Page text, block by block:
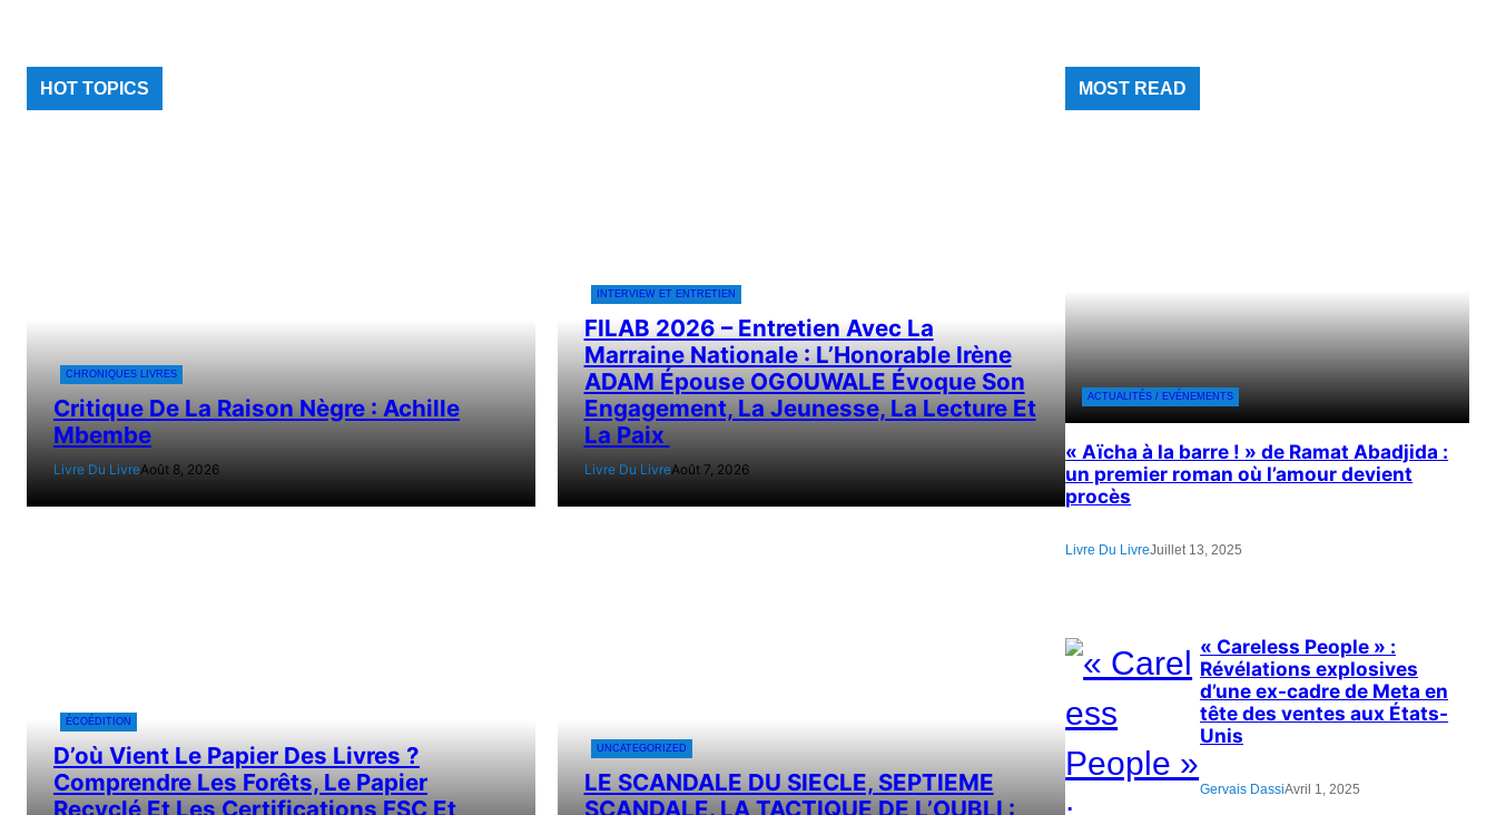
HOT TOPICS
CHRONIQUES LIVRES
Critique De La Raison Nègre : Achille
Mbembe
Livre Du LivreAoût 8, 2026
INTERVIEW ET ENTRETIEN
FILAB 2026 – Entretien Avec La
Marraine Nationale : L’Honorable Irène
ADAM Épouse OGOUWALE Évoque Son
Engagement, La Jeunesse, La Lecture Et
La Paix
Livre Du LivreAoût 7, 2026
ÉCOÉDITION
D’où Vient Le Papier Des Livres ?
Comprendre Les Forêts, Le Papier
Recyclé Et Les Certifications FSC Et
UNCATEGORIZED
LE SCANDALE DU SIECLE, SEPTIEME
SCANDALE. LA TACTIQUE DE L’OUBLI :
MOST READ
ACTUALITÉS / EVÉNEMENTS
« Aïcha à la barre ! » de Ramat Abadjida :
un premier roman où l’amour devient
procès
Livre Du LivreJuillet 13, 2025
« Careless People » :
Révélations explosives
d’une ex-cadre de Meta en
tête des ventes aux États-
Unis
Gervais DassiAvril 1, 2025